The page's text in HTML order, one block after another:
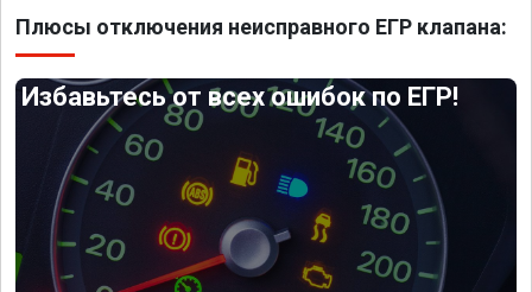
Плюсы отключения неисправного ЕГР клапана:
Избавьтесь от всех ошибок по ЕГР!